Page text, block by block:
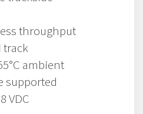
throughput
track
ambient
supported
VDC